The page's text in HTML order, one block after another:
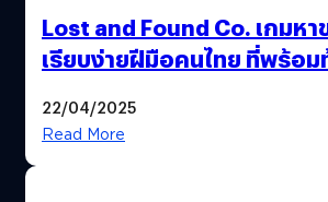
Lost and Found Co. เกมห
เรียบง่ายฝีมือคนไทย ที่พร้อม
22/04/2025
Read More